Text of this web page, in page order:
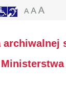
archiwalnej